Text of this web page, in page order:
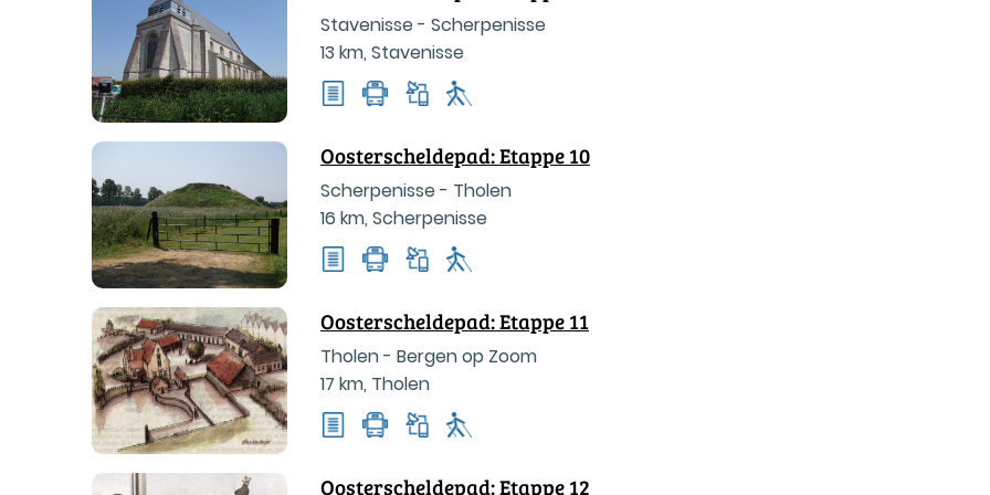
Stavenisse - Scherpenisse
13 km, Stavenisse
Oosterscheldepad: Etappe 10
Scherpenisse - Tholen
16 km, Scherpenisse
Oosterscheldepad: Etappe 11
Tholen - Bergen op Zoom
17 km, Tholen
Oosterscheldepad: Etappe 12